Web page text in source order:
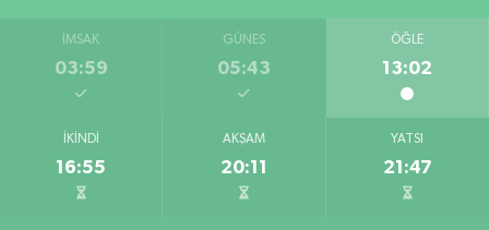
İMSAK
03:59
GÜNEŞ
05:43
ÖĞLE
13:02
İKINDI
16:55
AKŞAM
20:11
YATSI
21:47